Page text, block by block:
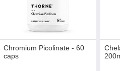
Chromium Picolinate - 60
caps